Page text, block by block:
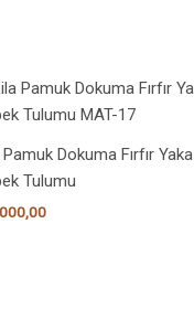
Dokuma Fırfır Yaka
Tulumu